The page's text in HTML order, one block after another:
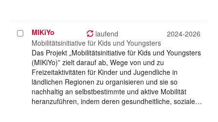
Projekt
auswählen
MIKiYo laufend
2024-2026
Mobilitätsinitiative für Kids und Youngsters
Das Projekt „Mobilitätsinitiative für Kids und Youngsters
(MIKiYo)” zielt darauf ab, Wege von und zu
Freizeitaktivitäten für Kinder und Jugendliche in
ländlichen Regionen zu organisieren und sie so
nachhaltig an selbstbestimmte und aktive Mobilität
heranzuführen, indem deren gesundheitliche, soziale…